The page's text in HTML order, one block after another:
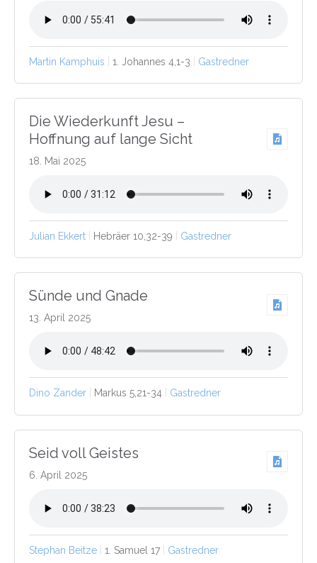
Martin Kamphuis 1. Johannes 4,1-3 Gastredner
Die Wiederkunft Jesu –
Hoffnung auf lange Sicht
18. Mai 2025
Julian Ekkert Hebräer 10,32-39 Gastredner
Sünde und Gnade
13. April 2025
Dino Zander Markus 5,21-34 Gastredner
Seid voll Geistes
6. April 2025
Stephan Beitze 1. Samuel 17 Gastredner